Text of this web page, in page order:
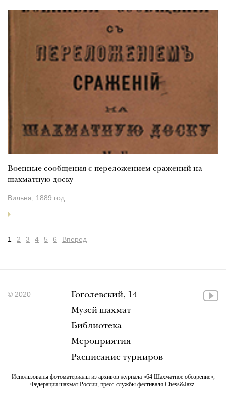
Военные сообщения с переложением сражений на
шахматную доску
Вильна, 1889 год
1 2 3 4 5 6 Вперед
© 2020
Гоголевский, 14
Музей шахмат
Библиотека
Мероприятия
Расписание турниров
Использованы фотоматериалы из архивов журнала «64 Шахматное обозрение»,
Федерации шахмат России, пресс-службы фестиваля Chess&Jazz.